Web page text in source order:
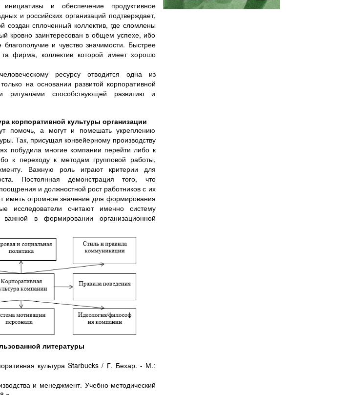
и обеспечение продуктивное
и российских организаций подтверждает,
создан сплоченный коллектив, где сломлены
кровно заинтересован в общем успехе, ибо
благополучие и чувство значимости. Быстрее
фирма, коллектив которой имеет хорошо
ресурсу отводится одна из
на основании развитой корпоративной
ритуалами способствующей развитию и
корпоративной культуры организации
помочь, а могут и помешать укреплению
Так, присущая конвейерному производству
побудила многие компании перейти либо к
к переходу к методам групповой работы,
Важную роль играют критерии для
Постоянная демонстрация того, что
и должностной рост работников с их
иметь огромное значение для формирования
исследователи считают именно систему
в формировании организационной
литературы
культура Starbucks / Г. Бехар. - М.:
и менеджмент. Учебно-методический